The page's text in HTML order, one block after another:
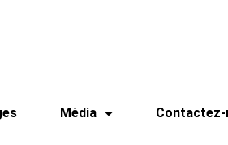
Média Contactez-